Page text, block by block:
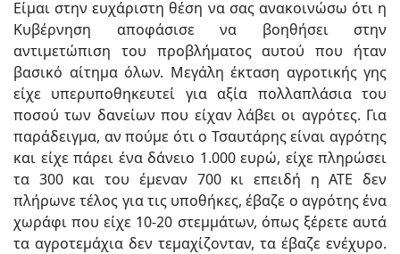
Είμαι στην ευχάριστη θέση να σας ανακοινώσω ότι η
Κυβέρνηση αποφάσισε να βοηθήσει στην
αντιμετώπιση του προβλήματος αυτού που ήταν
βασικό αίτημα όλων. Μεγάλη έκταση αγροτικής γης
είχε υπερυποθηκευτεί για αξία πολλαπλάσια του
ποσού των δανείων που είχαν λάβει οι αγρότες. Για
παράδειγμα, αν πούμε ότι ο Τσαυτάρης είναι αγρότης
και είχε πάρει ένα δάνειο 1.000 ευρώ, είχε πληρώσει
τα 300 και του έμεναν 700 κι επειδή η ΑΤΕ δεν
πλήρωνε τέλος για τις υποθήκες, έβαζε ο αγρότης ένα
χωράφι που είχε 10-20 στεμμάτων, όπως ξέρετε αυτά
τα αγροτεμάχια δεν τεμαχίζονταν, τα έβαζε ενέχυρο.